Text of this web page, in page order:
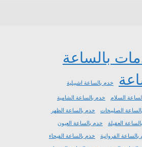
بالساعة
خدم بالساعة اشبيلية
السلام
خدم بالساعة الشامية
الصليبخات
خدم بالساعة الظهر
العقيلة
خدم بالساعة العيون
الفروانية
خدم بالساعة الفيحاء